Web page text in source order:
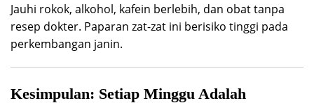
Jauhi rokok, alkohol, kafein berlebih, dan obat tanpa
resep dokter. Paparan zat-zat ini berisiko tinggi pada
perkembangan janin.
Kesimpulan: Setiap Minggu Adalah